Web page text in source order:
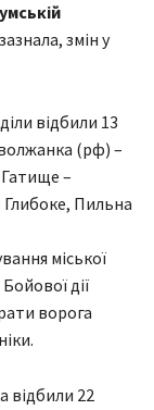
змін у
відбили 13
(рф) –
–
Пильна
міської
дії
ворога
відбили 22